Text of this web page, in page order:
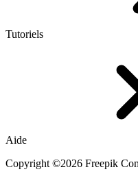
Tutoriels
Aide
Copyright ©2026 Freepik